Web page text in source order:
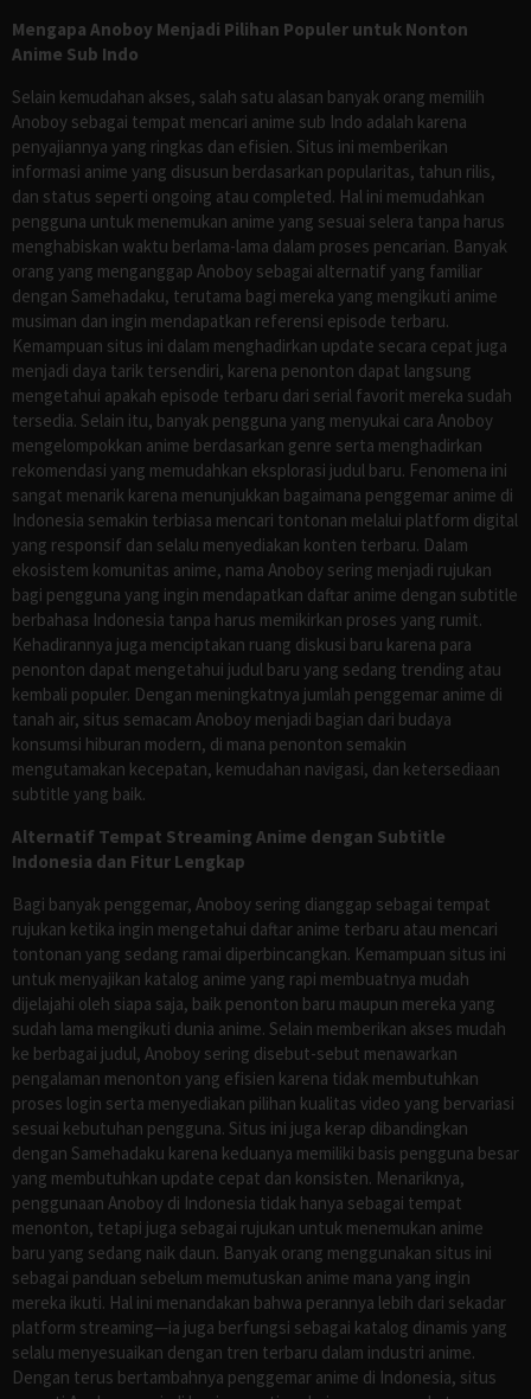
Mengapa Anoboy Menjadi Pilihan Populer untuk Nonton
Anime Sub Indo
Selain kemudahan akses, salah satu alasan banyak orang memilih
Anoboy sebagai tempat mencari anime sub Indo adalah karena
penyajiannya yang ringkas dan efisien. Situs ini memberikan
informasi anime yang disusun berdasarkan popularitas, tahun rilis,
dan status seperti ongoing atau completed. Hal ini memudahkan
pengguna untuk menemukan anime yang sesuai selera tanpa harus
menghabiskan waktu berlama-lama dalam proses pencarian. Banyak
orang yang menganggap Anoboy sebagai alternatif yang familiar
dengan Samehadaku, terutama bagi mereka yang mengikuti anime
musiman dan ingin mendapatkan referensi episode terbaru.
Kemampuan situs ini dalam menghadirkan update secara cepat juga
menjadi daya tarik tersendiri, karena penonton dapat langsung
mengetahui apakah episode terbaru dari serial favorit mereka sudah
tersedia. Selain itu, banyak pengguna yang menyukai cara Anoboy
mengelompokkan anime berdasarkan genre serta menghadirkan
rekomendasi yang memudahkan eksplorasi judul baru. Fenomena ini
sangat menarik karena menunjukkan bagaimana penggemar anime di
Indonesia semakin terbiasa mencari tontonan melalui platform digital
yang responsif dan selalu menyediakan konten terbaru. Dalam
ekosistem komunitas anime, nama Anoboy sering menjadi rujukan
bagi pengguna yang ingin mendapatkan daftar anime dengan subtitle
berbahasa Indonesia tanpa harus memikirkan proses yang rumit.
Kehadirannya juga menciptakan ruang diskusi baru karena para
penonton dapat mengetahui judul baru yang sedang trending atau
kembali populer. Dengan meningkatnya jumlah penggemar anime di
tanah air, situs semacam Anoboy menjadi bagian dari budaya
konsumsi hiburan modern, di mana penonton semakin
mengutamakan kecepatan, kemudahan navigasi, dan ketersediaan
subtitle yang baik.
Alternatif Tempat Streaming Anime dengan Subtitle
Indonesia dan Fitur Lengkap
Bagi banyak penggemar, Anoboy sering dianggap sebagai tempat
rujukan ketika ingin mengetahui daftar anime terbaru atau mencari
tontonan yang sedang ramai diperbincangkan. Kemampuan situs ini
untuk menyajikan katalog anime yang rapi membuatnya mudah
dijelajahi oleh siapa saja, baik penonton baru maupun mereka yang
sudah lama mengikuti dunia anime. Selain memberikan akses mudah
ke berbagai judul, Anoboy sering disebut-sebut menawarkan
pengalaman menonton yang efisien karena tidak membutuhkan
proses login serta menyediakan pilihan kualitas video yang bervariasi
sesuai kebutuhan pengguna. Situs ini juga kerap dibandingkan
dengan Samehadaku karena keduanya memiliki basis pengguna besar
yang membutuhkan update cepat dan konsisten. Menariknya,
penggunaan Anoboy di Indonesia tidak hanya sebagai tempat
menonton, tetapi juga sebagai rujukan untuk menemukan anime
baru yang sedang naik daun. Banyak orang menggunakan situs ini
sebagai panduan sebelum memutuskan anime mana yang ingin
mereka ikuti. Hal ini menandakan bahwa perannya lebih dari sekadar
platform streaming—ia juga berfungsi sebagai katalog dinamis yang
selalu menyesuaikan dengan tren terbaru dalam industri anime.
Dengan terus bertambahnya penggemar anime di Indonesia, situs